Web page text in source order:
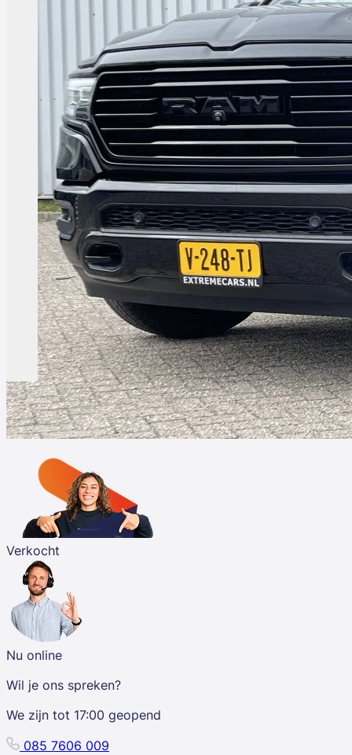
Verkocht
Nu online
Wil je ons spreken?
We zijn tot 17:00 geopend
085 7606 009